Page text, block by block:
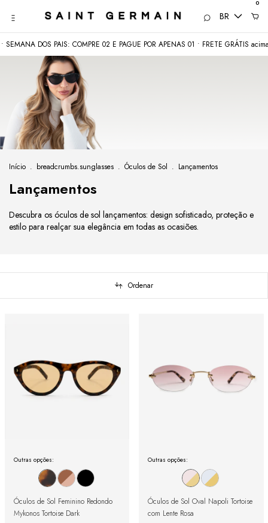
BR
0
DOS PAIS: COMPRE 02 E PAGUE POR APENAS 01 • FRETE GRÁTIS acima
Início . breadcrumbs.sunglasses . Óculos de Sol . Lançamentos
Lançamentos
Descubra os óculos de sol lançamentos: design sofisticado, proteção e
estilo para realçar sua elegância em todas as ocasiões.
Ordenar
Outras opções:
Óculos de Sol Feminino Redondo
Mykonos Tortoise Dark
Outras opções:
Óculos de Sol Oval Napoli Tortoise
com Lente Rosa